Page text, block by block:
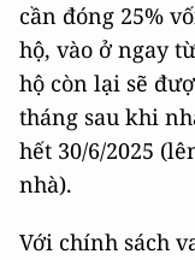
cần đóng 25%
hộ, vào ở ngay
hộ còn lại sẽ
tháng sau khi
hết 30/6/2025
nhà).
Với chính sách